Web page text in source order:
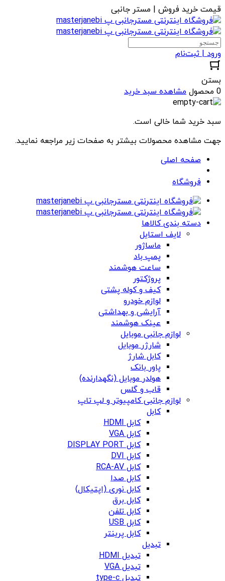
قیمت خرید فروش | مستر جانبی
ورود | ثبت‌نام
بستن
0 محصول
مشاهده سبد خرید
سبد خرید شما خالی است.
جهت مشاهده محصولات بیشتر به صفحات زیر مراجعه نمایید.
صفحه اصلی
فروشگاه
دسته بندی کالاها
لایف استایل
ماساژور
پمپ باد
ساعت هوشمند
پروژکتور
کیف و کوله پشتی
لوازم خودرو
آرایشی و بهداشتی
عینک هوشمند
لوازم جانبی موبایل
شارژر موبایل
کابل شارژ
پاور بانک
هولدر موبایل (نگهدارنده)
قاب و گلس
لوازم جانبی کامپیوتر و لپ تاپ
کابل
کابل HDMI
کابل VGA
کابل DISPLAY PORT
کابل DVI
کابل RCA-AV
کابل صدا
کابل نوری (اپتیکال)
کابل برق
کابل تلفن
کابل USB
کابل پرینتر
تبدیل
تبدیل HDMI
تبدیل VGA
تبدیل type-c